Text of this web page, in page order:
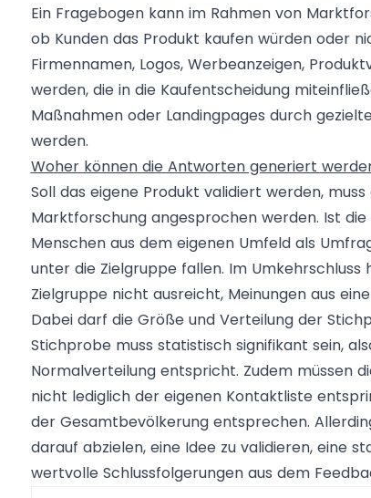
Ein Fragebogen kann im Rahmen von
ob Kunden das Produkt kaufen würden oder
Firmennamen, Logos, Werbeanzeigen,
werden, die in die Kaufentscheidung
Maßnahmen oder Landingpages durch
werden.
Woher können die Antworten generiert
Soll das eigene Produkt validiert werden,
Marktforschung angesprochen werden. Ist
Menschen aus dem eigenen Umfeld als
unter die Zielgruppe fallen. Im
Zielgruppe nicht ausreicht, Meinungen aus
Dabei darf die Größe und Verteilung der
Stichprobe muss statistisch signifikant sein,
Normalverteilung entspricht. Zudem müssen
nicht lediglich der eigenen Kontaktliste
der Gesamtbevölkerung entsprechen.
darauf abzielen, eine Idee zu validieren, eine
wertvolle Schlussfolgerungen aus dem